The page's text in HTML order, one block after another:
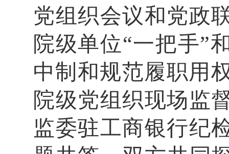
党组织会议和党政
院级单位“一把手”
中制和规范履职用
院级党组织现场监
监委驻工商银行纪